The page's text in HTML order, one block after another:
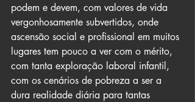
podem e devem, com valores de vida
vergonhosamente subvertidos, onde
ascensão social e profissional em muitos
lugares tem pouco a ver com o mérito,
com tanta exploração laboral infantil,
com os cenários de pobreza a ser a
dura realidade diária para tantas